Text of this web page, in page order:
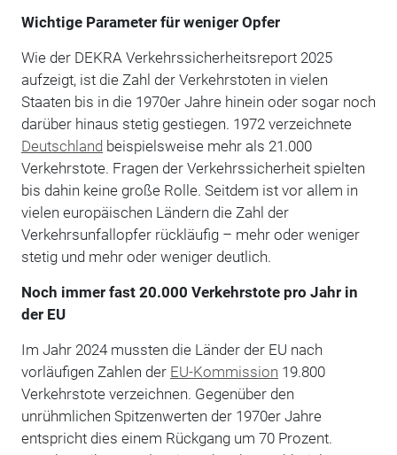
Wichtige Parameter für weniger Opfer
Wie der DEKRA Verkehrssicherheitsreport 2025
aufzeigt, ist die Zahl der Verkehrstoten in vielen
Staaten bis in die 1970er Jahre hinein oder sogar noch
darüber hinaus stetig gestiegen. 1972 verzeichnete
Deutschland beispielsweise mehr als 21.000
Verkehrstote. Fragen der Verkehrssicherheit spielten
bis dahin keine große Rolle. Seitdem ist vor allem in
vielen europäischen Ländern die Zahl der
Verkehrsunfallopfer rückläufig – mehr oder weniger
stetig und mehr oder weniger deutlich.
Noch immer fast 20.000 Verkehrstote pro Jahr in
der EU
Im Jahr 2024 mussten die Länder der EU nach
vorläufigen Zahlen der EU-Kommission 19.800
Verkehrstote verzeichnen. Gegenüber den
unrühmlichen Spitzenwerten der 1970er Jahre
entspricht dies einem Rückgang um 70 Prozent.